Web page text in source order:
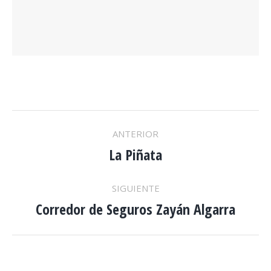
NAVEGACIÓN
PROYECTOS
ANTERIOR
Proyecto
La Piñata
SIGUIENTE
Proyecto
Corredor de Seguros Zayán Algarra